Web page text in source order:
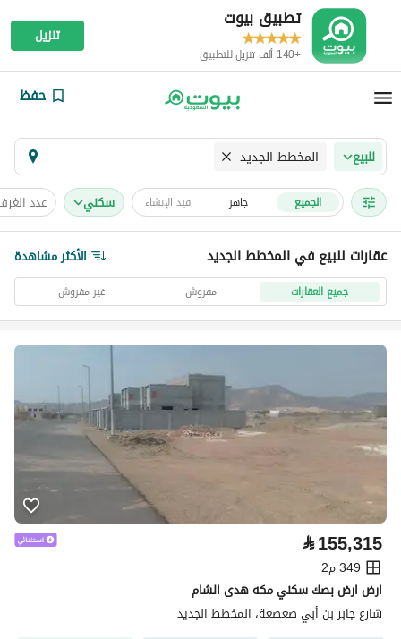
تطبيق بيوت
+140 ألف تنزيل للتطبيق
تنزيل
حفظ
للبيع المخطط الجديد
الجميع جاهز قيد الإنشاء سكني عدد
عقارات للبيع في المخطط الجديد الأكثر مشاهدة
جميع العقارات مفروش غير مفروش
⃁155,315
349 م2
ارض ارض بصك سكني مكه هدى الشام
شارع جابر بن أبي صعصعة، المخطط الجديد